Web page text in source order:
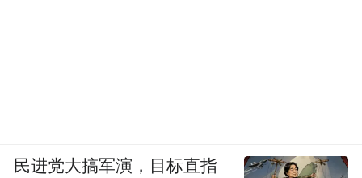
民进党大搞军演，目标直指